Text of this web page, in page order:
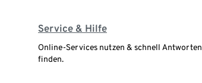
Service & Hilfe
Online-Services nutzen & schnell Antworten
finden.